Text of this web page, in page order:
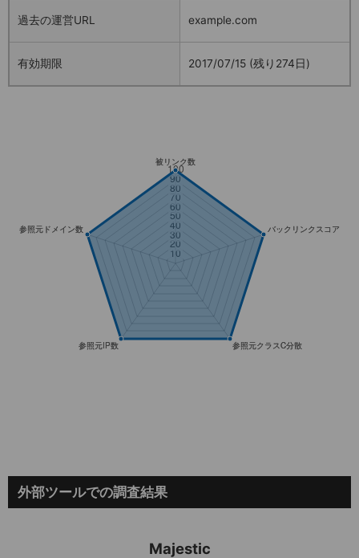
過去の運営URL example.com
有効期限 2017/07/15 (残り274日)
外部ツールでの調査結果
Majestic